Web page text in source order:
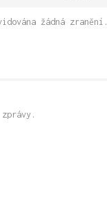
žádná zranění.
zprávy.